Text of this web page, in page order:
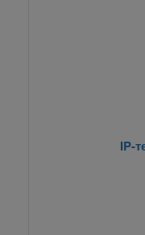
IP-